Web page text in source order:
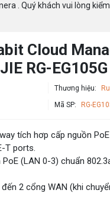
. Quý khách vui lòng
Cloud
RG-EG105G
Thương hiệu:
Mã SP: RG-
tích hơp cấp nguồn PoE
T ports.
(LAN 0-3) chuẩn
2 cổng WAN (khi